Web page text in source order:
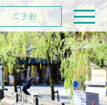
ご予約